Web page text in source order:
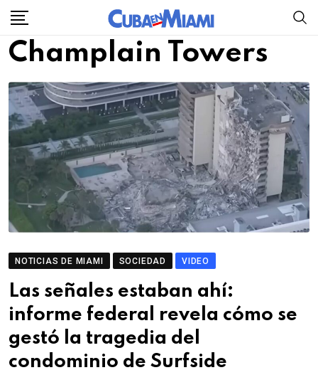
Skip
content
Champlain Towers
NOTICIAS DE MIAMI SOCIEDAD VIDEO
Las señales estaban ahí:
informe federal revela cómo se
gestó la tragedia del
condominio de Surfside